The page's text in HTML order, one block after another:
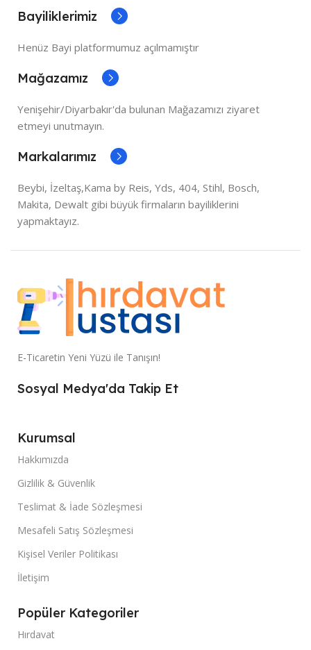
Bayiliklerimiz
Henüz Bayi platformumuz açılmamıştır
Mağazamız
Yenişehir/Diyarbakır'da bulunan Mağazamızı ziyaret
etmeyi unutmayın.
Markalarımız
Beybi, İzeltaş,Kama by Reis, Yds, 404, Stihl, Bosch,
Makita, Dewalt gibi büyük firmaların bayiliklerini
yapmaktayız.
E-Ticaretin Yeni Yüzü ile Tanışın!
Sosyal Medya'da Takip Et
Kurumsal
Hakkımızda
Gizlilik & Güvenlik
Teslimat & İade Sözleşmesi
Mesafeli Satış Sözleşmesi
Kişisel Veriler Politikası
İletişim
Popüler Kategoriler
Hırdavat